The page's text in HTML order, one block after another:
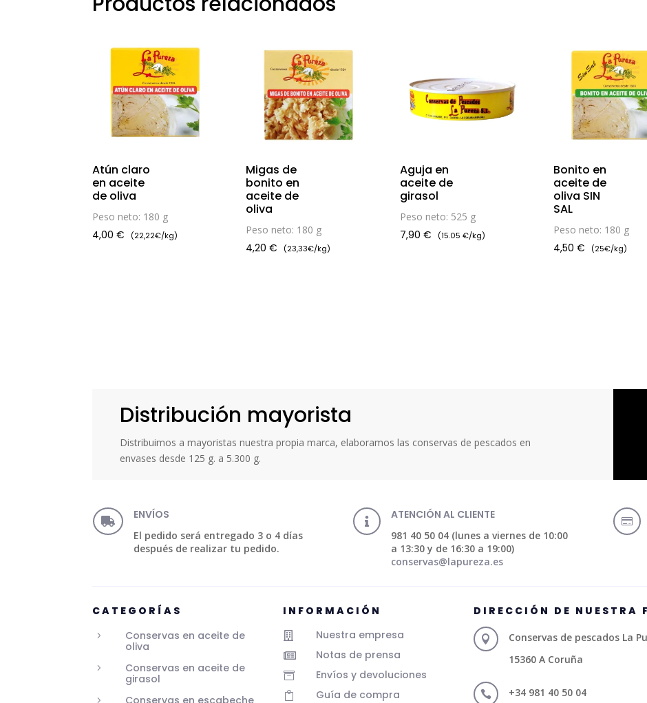
Atún claro
en aceite
de oliva
Peso neto: 180 g
4,00€ (22,22€/kg)
Migas de
bonito en
aceite de
oliva
Peso neto: 180 g
4,20€ (23,33€/kg)
Aguja en
aceite de
girasol
Peso neto: 525 g
7,90 € (15.05 €/kg)
Bonito en
aceite de
oliva SIN
SAL
Peso neto: 180 g
4,50 € (25€/kg)
Distribución mayorista
Distribuimos a mayoristas nuestra propia marca, elaboramos las conservas de pescados en
envases desde 125 g. a 5.300 g.
 ENVÍOS
El pedido será entregado 3 o 4 días
después de realizar tu pedido.
 ATENCIÓN AL CLIENTE
981 40 50 04 (lunes a viernes de 10:00
a 13:30 y de 16:30 a 19:00)
conservas@lapureza.es

CATEGORÍAS
5
Conservas en aceite de
oliva
5
Conservas en aceite de
girasol
5
INFORMACIÓN
 Nuestra empresa
 Notas de prensa
 Envíos y devoluciones
 Guía de compra
DIRECCIÓN DE NUESTRA

Conservas de pescados La
15360 A Coruña
 +34 981 40 50 04